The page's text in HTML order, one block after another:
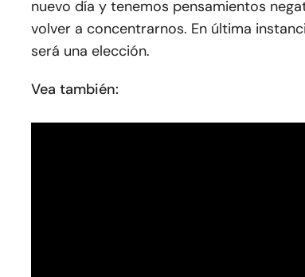
nuevo día y tenemos pensamientos
volver a concentrarnos. En última
será una elección.
Vea también: